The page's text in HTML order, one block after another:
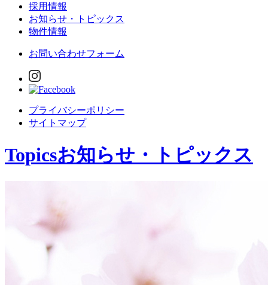
採用情報
お知らせ・トピックス
物件情報
お問い合わせフォーム
プライバシーポリシー
サイトマップ
Topicsお知らせ・トピックス